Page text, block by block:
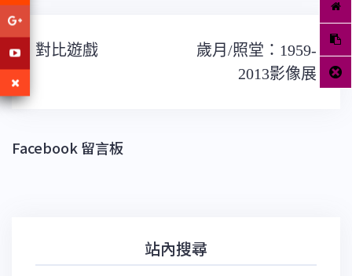
文
章
對比遊戲
歲月/照堂：1959-
2013影像展
Facebook 留言板
站內搜尋